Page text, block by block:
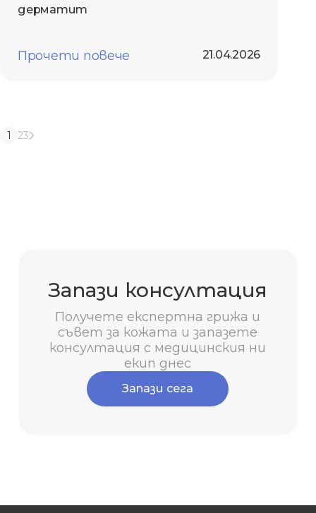
дерматит
21.04.2026
Прочети повече
1 23
Запази консултация
Получете експертна грижа и
съвет за кожата и запазете
консултация с медицинския ни
екип днес
Запази сега